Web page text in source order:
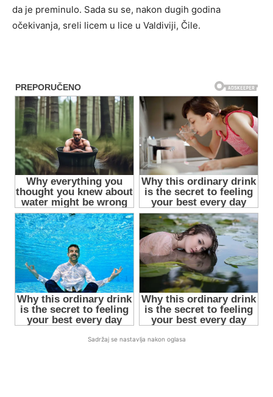
da je preminulo. Sada su se, nakon dugih godina
očekivanja, sreli licem u lice u Valdiviji, Čile.
Sadržaj se nastavlja nakon oglasa